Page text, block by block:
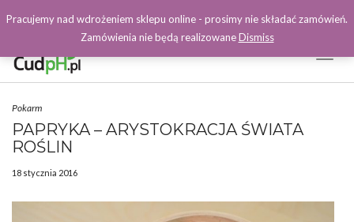
Facebook
Pokarm
PAPRYKA – ARYSTOKRACJA ŚWIATA
ROŚLIN
18 stycznia 2016
Pracujemy nad wdrożeniem sklepu online - prosimy nie składać zamówień.
Zamówienia nie będą realizowaneDismiss